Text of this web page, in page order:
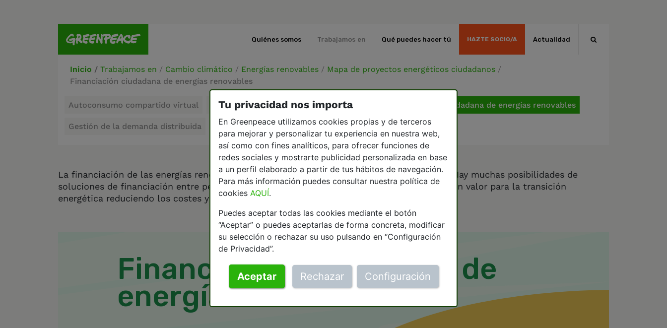
Quiénes somos Trabajamos en Qué puedes hacer tú HAZTE SOCIO/A Actualidad
Inicio / Trabajamos en / Cambio climático / Energías renovables / Mapa de proyectos energéticos ciudadanos /
Financiación ciudadana de energías renovables
Autoconsumo compartido virtual Compra-venta directa de electricidad verde Financiación ciudadana de energías renovables
Gestión de la demanda distribuida
La financiación de las energías renovables sigue siendo un factor clave para su desarrollo. Hay muchas posibilidades de
soluciones de financiación entre personas individuales que quieren emprender proyectos con valor para la transición
energética reduciendo los costes y riesgos financieros e incluso sin ánimo de lucro.
Tu privacidad nos importa
En Greenpeace utilizamos cookies propias y de terceros
para mejorar y personalizar tu experiencia en nuestra web,
así como con fines analíticos, para ofrecer funciones de
redes sociales y mostrarte publicidad personalizada en base
a un perfil elaborado a partir de tus hábitos de navegación.
Para más información puedes consultar nuestra política de
cookies AQUÍ.
Puedes aceptar todas las cookies mediante el botón
“Aceptar” o puedes aceptarlas de forma concreta, modificar
su selección o rechazar su uso pulsando en “Configuración
de Privacidad”.
Aceptar Rechazar Configuración